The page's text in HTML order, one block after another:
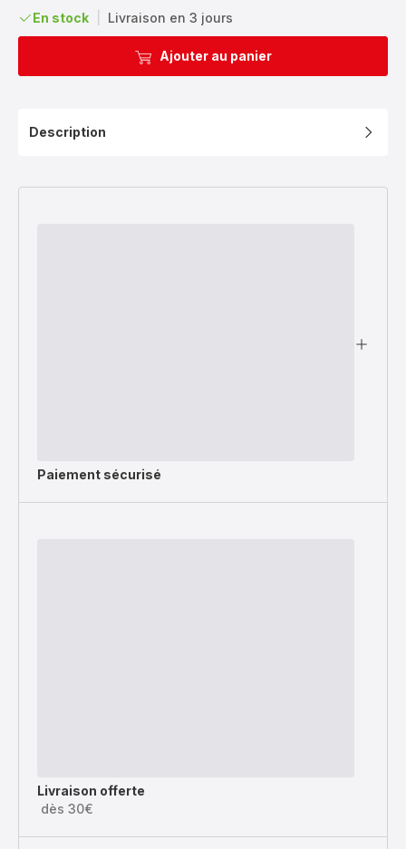
En stock Livraison en 3 jours
Ajouter au panier
Description
Paiement sécurisé
Livraison offerte
dès 30€